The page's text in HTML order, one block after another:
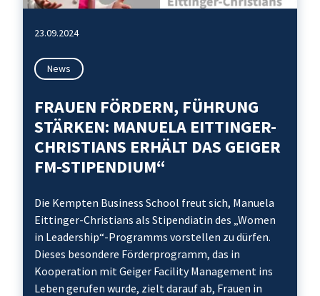
23.09.2024
News
FRAUEN FÖRDERN, FÜHRUNG
STÄRKEN: MANUELA EITTINGER-
CHRISTIANS ERHÄLT DAS GEIGER
FM-STIPENDIUM“
Die Kempten Business School freut sich, Manuela
Eittinger-Christians als Stipendiatin des „Women
in Leadership“-Programms vorstellen zu dürfen.
Dieses besondere Förderprogramm, das in
Kooperation mit Geiger Facility Management ins
Leben gerufen wurde, zielt darauf ab, Frauen in